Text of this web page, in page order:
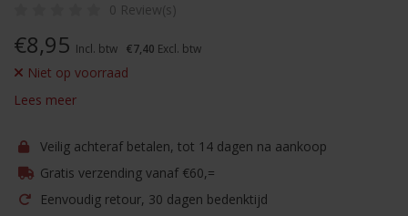
0 Review(s)
€8,95 Incl. btw €7,40 Excl. btw
Niet op voorraad
Lees meer
Veilig achteraf betalen, tot 14 dagen na aankoop
Gratis verzending vanaf €60,=
Eenvoudig retour, 30 dagen bedenktijd